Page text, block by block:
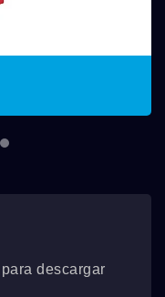
descargar